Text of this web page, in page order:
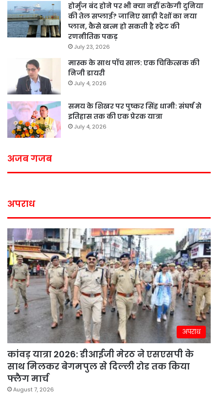
होर्मुज बंद होने पर भी क्या नहीं रुकेगी दुनिया
की तेल सप्लाई? जानिए खाड़ी देशों का नया
प्लान, कैसे खत्म हो सकती है स्ट्रेट की
रणनीतिक पकड़
July 23, 2026
मास्क के साथ पॉच साल: एक चिकित्सक की
निजी डायरी
July 4, 2026
समय के शिखर पर पुष्कर सिंह धामी: संघर्ष से
इतिहास तक की एक प्रेरक यात्रा
July 4, 2026
अजब गजब
अपराध
अपराध
कांवड़ यात्रा 2026: डीआईजी मेरठ ने एसएसपी के
साथ मिलकर बेगमपुल से दिल्ली रोड तक किया
फ्लैग मार्च
August 7, 2026